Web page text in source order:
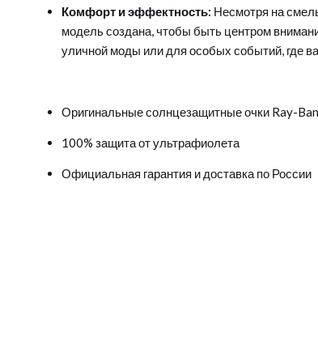
Комфорт и эффектность: Несмотря на
модель создана, чтобы быть центром
уличной моды или для особых событий, где
Оригинальные солнцезащитные очки Ray-Ban
100% защита от ультрафиолета
Официальная гарантия и доставка по России